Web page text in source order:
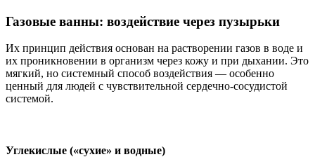
Газовые ванны: воздействие через пузырьки
Их принцип действия основан на растворении газов в воде и
их проникновении в организм через кожу и при дыхании. Это
мягкий, но системный способ воздействия — особенно
ценный для людей с чувствительной сердечно-сосудистой
системой.
Углекислые («сухие» и водные)